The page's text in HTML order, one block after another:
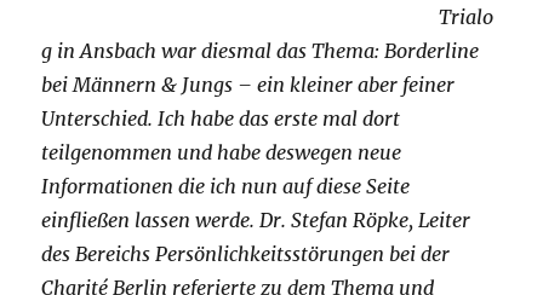
Trialo
g in Ansbach war diesmal das Thema: Borderline
bei Männern & Jungs – ein kleiner aber feiner
Unterschied. Ich habe das erste mal dort
teilgenommen und habe deswegen neue
Informationen die ich nun auf diese Seite
einfließen lassen werde. Dr. Stefan Röpke, Leiter
des Bereichs Persönlichkeitsstörungen bei der
Charité Berlin referierte zu dem Thema und